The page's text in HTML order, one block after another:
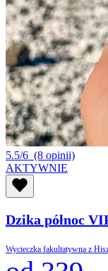
5.5/6 (8 opinii)
AKTYWNIE
Dzika północ
Wycieczka fakultatywna z